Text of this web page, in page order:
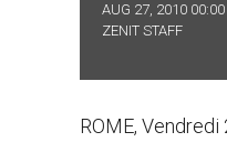
AUG 27, 2010 00:00
ZENIT STAFF
ROME, Vendredi